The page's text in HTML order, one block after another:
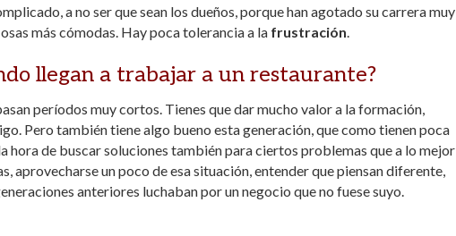
a no ser que sean los dueños, porque han agotado su carrera muy
más cómodas. Hay poca tolerancia a la frustración.
llegan a trabajar a un restaurante?
períodos muy cortos. Tienes que dar mucho valor a la formación,
Pero también tiene algo bueno esta generación, que como tienen poca
hora de buscar soluciones también para ciertos problemas que a lo mejor
aprovecharse un poco de esa situación, entender que piensan diferente,
anteriores luchaban por un negocio que no fuese suyo.